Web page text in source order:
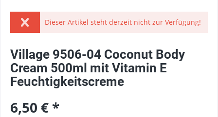
Dieser Artikel steht derzeit nicht zur Verfügung!
Village 9506-04 Coconut Body
Cream 500ml mit Vitamin E
Feuchtigkeitscreme
6,50 € *